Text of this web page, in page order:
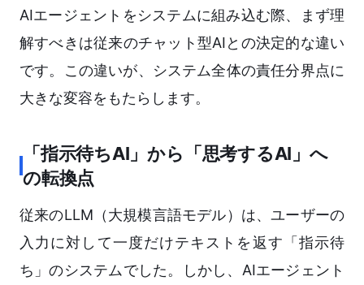
AIエージェントをシステムに組み込む際、まず理
解すべきは従来のチャット型AIとの決定的な違い
です。この違いが、システム全体の責任分界点に
大きな変容をもたらします。
「指示待ちAI」から「思考するAI」へ
の転換点
従来のLLM（大規模言語モデル）は、ユーザーの
入力に対して一度だけテキストを返す「指示待
ち」のシステムでした。しかし、AIエージェント